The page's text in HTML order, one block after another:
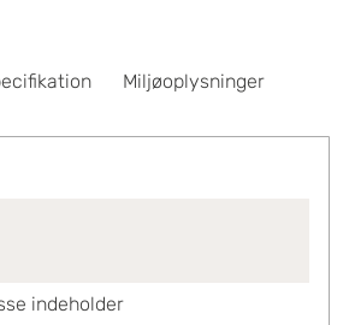
Miljøoplysninger
indeholder